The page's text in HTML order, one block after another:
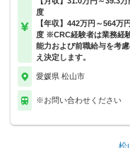
度
【年収】442万円～564万
度 ※CRC経験者は業務経
能力および前職給与を考慮
え決定します。
愛媛県 松山市
※お問い合わせください